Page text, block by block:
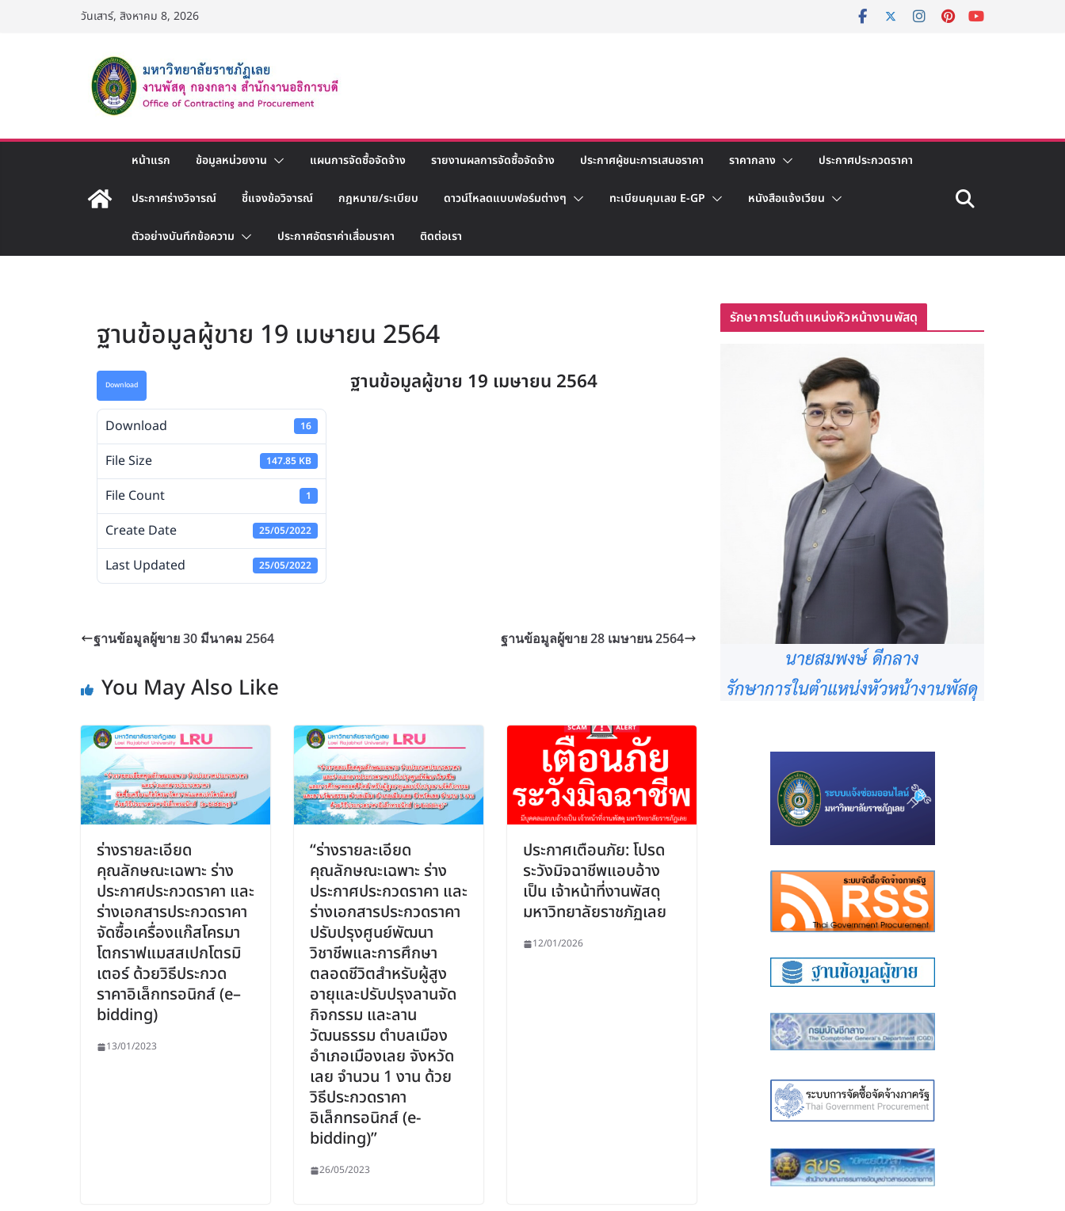
วันเสาร์, สิงหาคม 8, 2026
หน้าแรก ข้อมูลหน่วยงาน แผนการจัดซื้อจัดจ้าง รายงานผลการจัดซื้อจัดจ้าง ประกาศผู้ชนะการเสนอราคา ราคากลาง ประกาศประกวดราคา
ประกาศร่างวิจารณ์ ชี้แจงข้อวิจารณ์ กฎหมาย/ระเบียบ ดาวน์โหลดแบบฟอร์มต่างๆ ทะเบียนคุมเลข E-GP หนังสือแจ้งเวียน
ตัวอย่างบันทึกข้อความ ประกาศอัตราค่าเสื่อมราคา ติดต่อเรา
ฐานข้อมูลผู้ขาย 19 เมษายน 2564
Download
Download 16
File Size 147.85 KB
File Count 1
Create Date 25/05/2022
Last Updated 25/05/2022
ฐานข้อมูลผู้ขาย 19 เมษายน 2564
ฐานข้อมูลผู้ขาย 30 มีนาคม 2564 ฐานข้อมูลผู้ขาย 28 เมษายน 2564
You May Also Like
ร่างรายละเอียด
คุณลักษณะเฉพาะ ร่าง
ประกาศประกวดราคา และ
ร่างเอกสารประกวดราคา
จัดซื้อเครื่องแก๊สโครมา
โตกราฟแมสสเปกโตรมิ
เตอร์ ด้วยวิธีประกวด
ราคาอิเล็กทรอนิกส์ (e–
bidding)
13/01/2023
“ร่างรายละเอียด
คุณลักษณะเฉพาะ ร่าง
ประกาศประกวดราคา และ
ร่างเอกสารประกวดราคา
ปรับปรุงศูนย์พัฒนา
วิชาชีพและการศึกษา
ตลอดชีวิตสำหรับผู้สูง
อายุและปรับปรุงลานจัด
กิจกรรม และลาน
วัฒนธรรม ตำบลเมือง
อำเภอเมืองเลย จังหวัด
เลย จำนวน 1 งาน ด้วย
วิธีประกวดราคา
อิเล็กทรอนิกส์ (e-
bidding)”
26/05/2023
ประกาศเตือนภัย: โปรด
ระวังมิจฉาชีพแอบอ้าง
เป็น เจ้าหน้าที่งานพัสดุ
มหาวิทยาลัยราชภัฏเลย
12/01/2026
รักษาการในตำแหน่งหัวหน้างานพัสดุ